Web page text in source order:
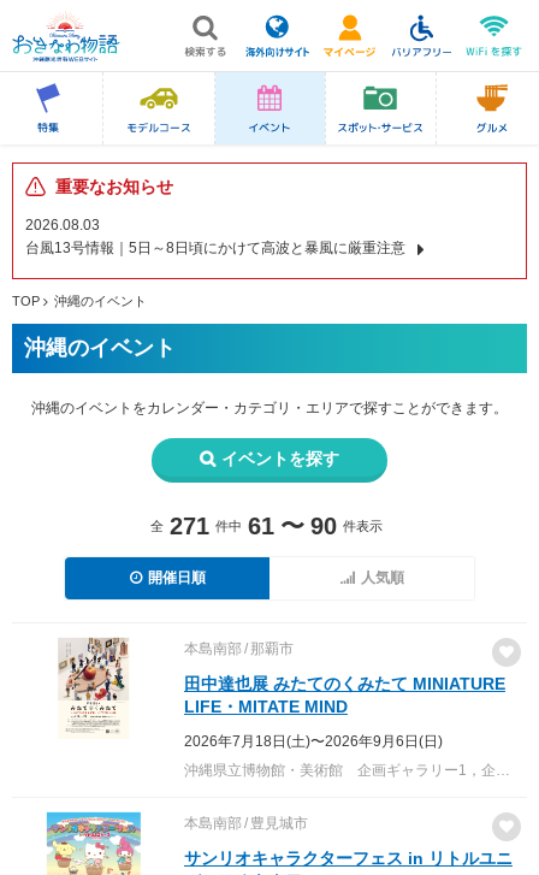
重要なお知らせ
2026.08.03
台風13号情報｜5日～8日頃にかけて高波と暴風に厳重注意
TOP 沖縄のイベント
沖縄のイベント
沖縄のイベントをカレンダー・カテゴリ・エリアで探すことができます。
イベントを探す
全 271 件中 61 〜 90 件表示
開催日順 人気順
本島南部 那覇市
田中達也展 みたてのくみたて MINIATURE
LIFE・MITATE MIND
2026年7月18日(土)〜2026年9月6日(日)
沖縄県立博物館・美術館 企画ギャラリー1，企画ギャラリー2
本島南部 豊見城市
サンリオキャラクターフェス in リトルユニ